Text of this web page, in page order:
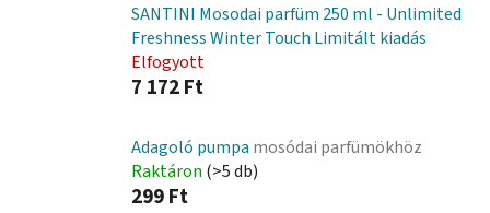
SANTINI Mosodai parfüm 250 ml - Unlimited
Freshness Winter Touch Limitált kiadás
Elfogyott
7 172 Ft
Adagoló pumpa mosódai parfümökhöz
Raktáron (>5 db)
299 Ft